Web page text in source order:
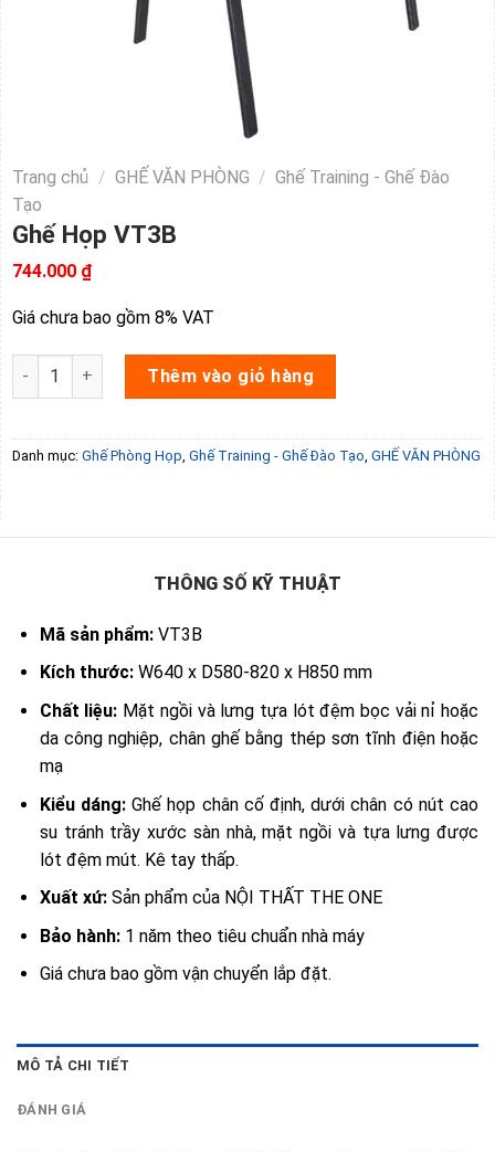
Trang chủ / GHẾ VĂN PHÒNG / Ghế Training - Ghế Đào
Tạo
Ghế Họp VT3B
744.000 ₫
Giá chưa bao gồm 8% VAT
Ghế Họp VT3B số lượngThêm vào giỏ hàng
Danh mục: Ghế Phòng Họp, Ghế Training - Ghế Đào Tạo, GHẾ VĂN PHÒNG
THÔNG SỐ KỸ THUẬT
Mã sản phẩm:VT3B
Kích thước:W640 x D580-820 x H850 mm
Chất liệu: Mặt ngồi và lưng tựa lót đệm bọc vải nỉ hoặc
da công nghiệp, chân ghế bằng thép sơn tĩnh điện hoặc
mạ
Kiểu dáng: Ghế họp chân cố định, dưới chân có nút cao
su tránh trầy xước sàn nhà, mặt ngồi và tựa lưng được
lót đệm mút. Kê tay thấp.
Xuất xứ:Sản phẩm của NỘI THẤT THE ONE
Bảo hành:1 năm theo tiêu chuẩn nhà máy
Giá chưa bao gồm vận chuyển lắp đặt.
MÔ TẢ CHI TIẾT
ĐÁNH GIÁ